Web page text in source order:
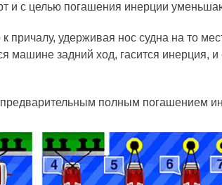
и с целью пога­шения инерции
удержи­вая нос судна на то
машине задний ход, гасится инерция,
полным погашением